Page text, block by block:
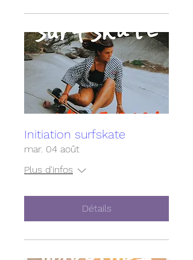
Initiation surfskate
mar. 04 août
Plus d'infos
Détails